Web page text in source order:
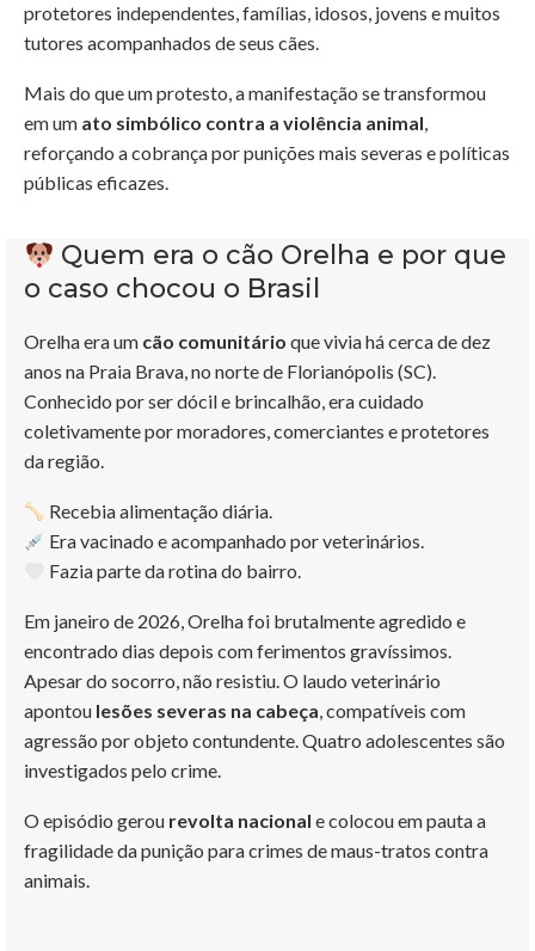
protetores independentes, famílias, idosos, jovens e muitos
tutores acompanhados de seus cães.
Mais do que um protesto, a manifestação se transformou
em um ato simbólico contra a violência animal,
reforçando a cobrança por punições mais severas e políticas
públicas eficazes.
Quem era o cão Orelha e por que
o caso chocou o Brasil
Orelha era um cão comunitário que vivia há cerca de dez
anos na Praia Brava, no norte de Florianópolis (SC).
Conhecido por ser dócil e brincalhão, era cuidado
coletivamente por moradores, comerciantes e protetores
da região.
Recebia alimentação diária.
Era vacinado e acompanhado por veterinários.
Fazia parte da rotina do bairro.
Em janeiro de 2026, Orelha foi brutalmente agredido e
encontrado dias depois com ferimentos gravíssimos.
Apesar do socorro, não resistiu. O laudo veterinário
apontou lesões severas na cabeça, compatíveis com
agressão por objeto contundente. Quatro adolescentes são
investigados pelo crime.
O episódio gerou revolta nacional e colocou em pauta a
fragilidade da punição para crimes de maus-tratos contra
animais.